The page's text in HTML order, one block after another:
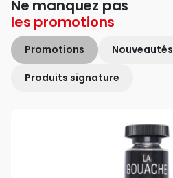
Ne manquez pas
les promotions
Promotions Nouveautés
Produits signature